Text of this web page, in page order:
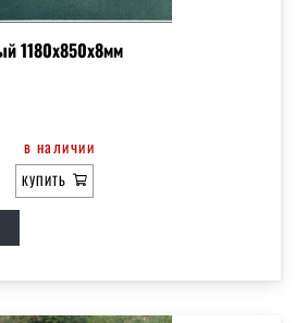
1180х850х8мм
в наличии
КУПИТЬ